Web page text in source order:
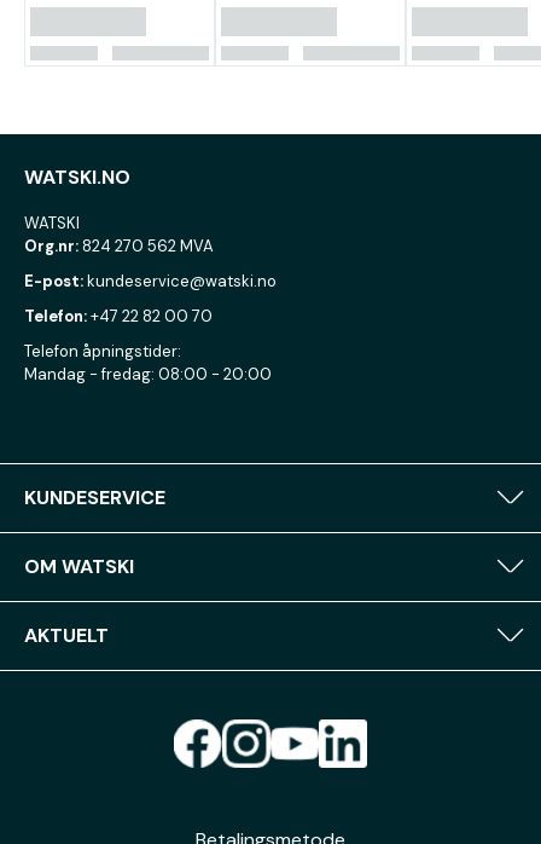
WATSKI.NO
WATSKI
Org.nr:824 270 562 MVA
E-post:kundeservice@watski.no
Telefon:+47 22 82 00 70
Telefon åpningstider:
Mandag - fredag: 08:00 - 20:00
KUNDESERVICE
OM WATSKI
AKTUELT